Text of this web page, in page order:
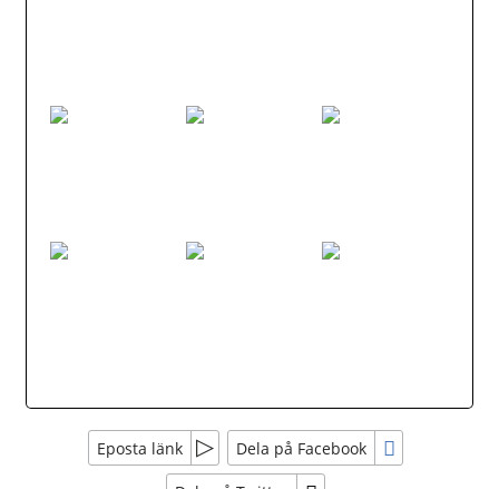
Eposta länk Dela på Facebook